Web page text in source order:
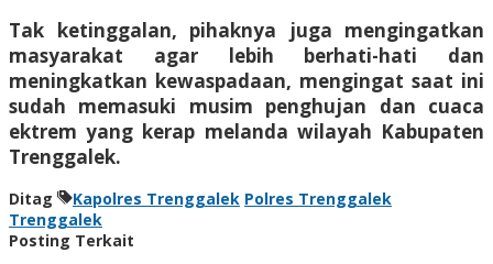
Tak ketinggalan, pihaknya juga mengingatkan
masyarakat agar lebih berhati-hati dan
meningkatkan kewaspadaan, mengingat saat ini
sudah memasuki musim penghujan dan cuaca
ektrem yang kerap melanda wilayah Kabupaten
Trenggalek.
Ditag Kapolres Trenggalek Polres Trenggalek
Trenggalek
Posting Terkait